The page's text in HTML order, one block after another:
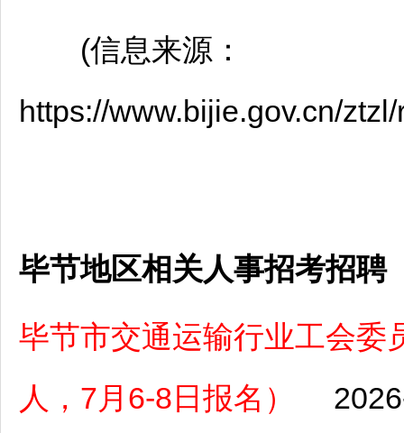
(信息来源：
https://www.bijie.gov.cn/
毕节地区相关人事招考招聘
毕节市交通运输行业工会委
人，7月6-8日报名）